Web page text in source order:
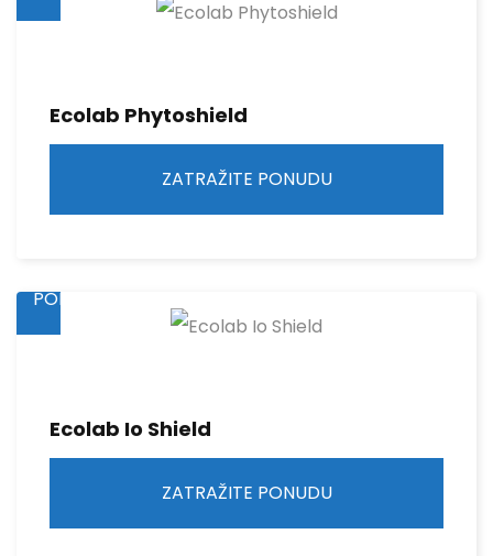
Ecolab Phytoshield
ZATRAŽITE PONUDU
PONUDU
Ecolab Io Shield
ZATRAŽITE PONUDU